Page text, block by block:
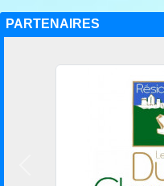
PARTENAIRES